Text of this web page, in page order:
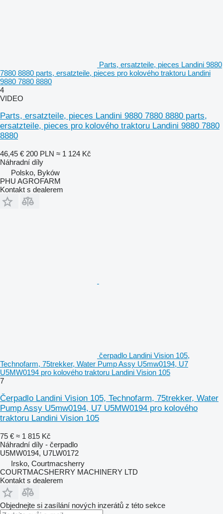
Parts, ersatzteile, pieces Landini 9880
7880 8880 parts, ersatzteile, pieces pro kolového traktoru Landini
9880 7880 8880
4
VIDEO
Parts, ersatzteile, pieces Landini 9880 7880 8880 parts,
ersatzteile, pieces pro kolového traktoru Landini 9880 7880
8880
46,45 € 200 PLN ≈ 1 124 Kč
Náhradní díly
Polsko, Byków
PHU AGROFARM
Kontakt s dealerem
čerpadlo Landini Vision 105,
Technofarm, 75trekker, Water Pump Assy U5mw0194, U7
U5MW0194 pro kolového traktoru Landini Vision 105
7
Čerpadlo Landini Vision 105, Technofarm, 75trekker, Water
Pump Assy U5mw0194, U7 U5MW0194 pro kolového
traktoru Landini Vision 105
75 € ≈ 1 815 Kč
Náhradní díly - čerpadlo
U5MW0194, U7LW0172
Irsko, Courtmacsherry
COURTMACSHERRY MACHINERY LTD
Kontakt s dealerem
Objednejte si zasílání nových inzerátů z této sekce